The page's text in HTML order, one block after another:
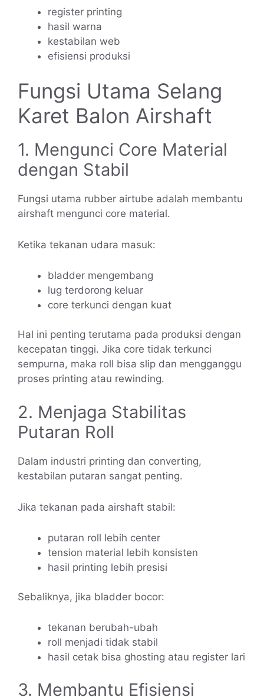
register printing
hasil warna
kestabilan web
efisiensi produksi
Fungsi Utama Selang
Karet Balon Airshaft
1. Mengunci Core Material
dengan Stabil
Fungsi utama rubber airtube adalah membantu
airshaft mengunci core material.
Ketika tekanan udara masuk:
bladder mengembang
lug terdorong keluar
core terkunci dengan kuat
Hal ini penting terutama pada produksi dengan
kecepatan tinggi. Jika core tidak terkunci
sempurna, maka roll bisa slip dan mengganggu
proses printing atau rewinding.
2. Menjaga Stabilitas
Putaran Roll
Dalam industri printing dan converting,
kestabilan putaran sangat penting.
Jika tekanan pada airshaft stabil:
putaran roll lebih center
tension material lebih konsisten
hasil printing lebih presisi
Sebaliknya, jika bladder bocor:
tekanan berubah-ubah
roll menjadi tidak stabil
hasil cetak bisa ghosting atau register lari
3. Membantu Efisiensi